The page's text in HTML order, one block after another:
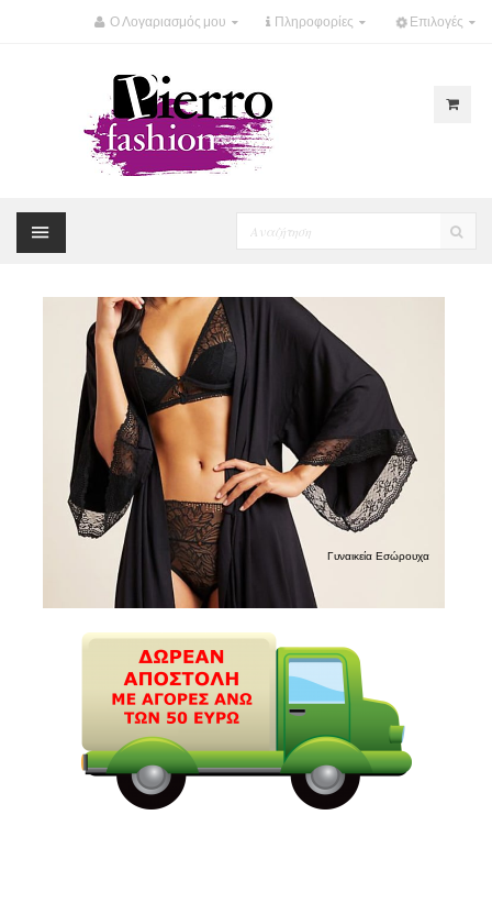
Επιλογές
Πληροφορίες
Ο Λογαριασμός μου
Γυναικεία Εσώρουχα